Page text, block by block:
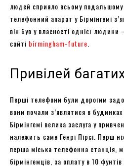
людей сприяло всьому
телефонний апарат у Бірмінгемі
він був у власності однієї людини
сайті birmingham-future
Привілей
Перші телефони були дорогим
вони почали з’являтися в
Бірмінгемі велика заслуга у
належить саме Генрі Пірсі. Перш
перша міська телефонна станція,
бірмінгемців, за оплату в 10